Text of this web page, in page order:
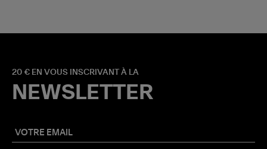
20 € EN VOUS INSCRIVANT À LA
NEWSLETTER